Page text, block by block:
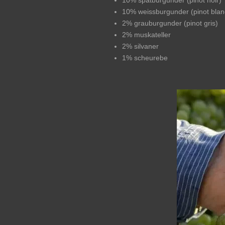
10% weissburgunder (pinot
2% grauburgunder (pinot gris)
2% muskateller
2% silvaner
1% scheurebe